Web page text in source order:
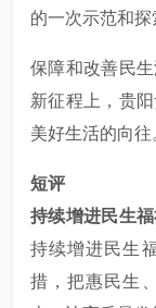
的一次示范和探
保障和改善民
新征程上，贵
美好生活的向往
短评
持续增进民生
持续增进民生
措，把惠民生